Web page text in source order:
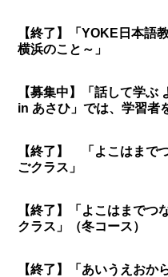
【終了】「YOKE日本
横浜のこと～」
【募集中】「話して学ぶ
in あさひ」では、学習者
【終了】 「よこはま
ごクラス」
【終了】「よこはまで
クラス」（冬コース）
【終了】「あいうえお